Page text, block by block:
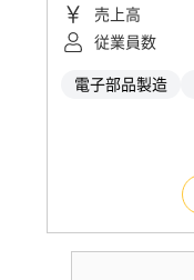
売上高
従業員数
電子部品製造